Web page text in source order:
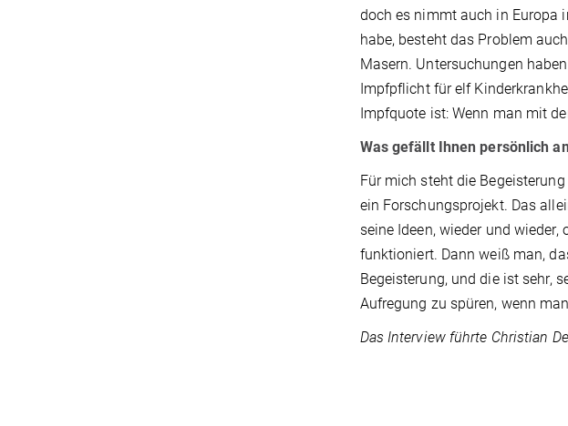
doch es nimmt auch in Europa
habe, besteht das Problem
Masern. Untersuchungen
Impfpflicht für elf
Impfquote ist: Wenn man mit
Was gefällt Ihnen persönlich
Für mich steht die
ein Forschungsprojekt. Das
seine Ideen, wieder und
funktioniert. Dann weiß man,
Begeisterung, und die ist sehr,
Aufregung zu spüren, wenn
Das Interview führte Christian